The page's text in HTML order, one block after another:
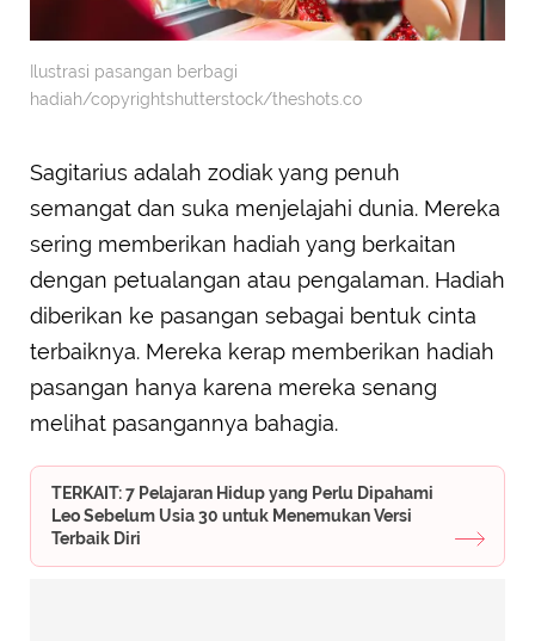
Ilustrasi pasangan berbagi
hadiah/copyrightshutterstock/theshots.co
Sagitarius adalah zodiak yang penuh
semangat dan suka menjelajahi dunia. Mereka
sering memberikan hadiah yang berkaitan
dengan petualangan atau pengalaman. Hadiah
diberikan ke pasangan sebagai bentuk cinta
terbaiknya. Mereka kerap memberikan hadiah
pasangan hanya karena mereka senang
melihat pasangannya bahagia.
TERKAIT: 7 Pelajaran Hidup yang Perlu Dipahami
Leo Sebelum Usia 30 untuk Menemukan Versi
Terbaik Diri